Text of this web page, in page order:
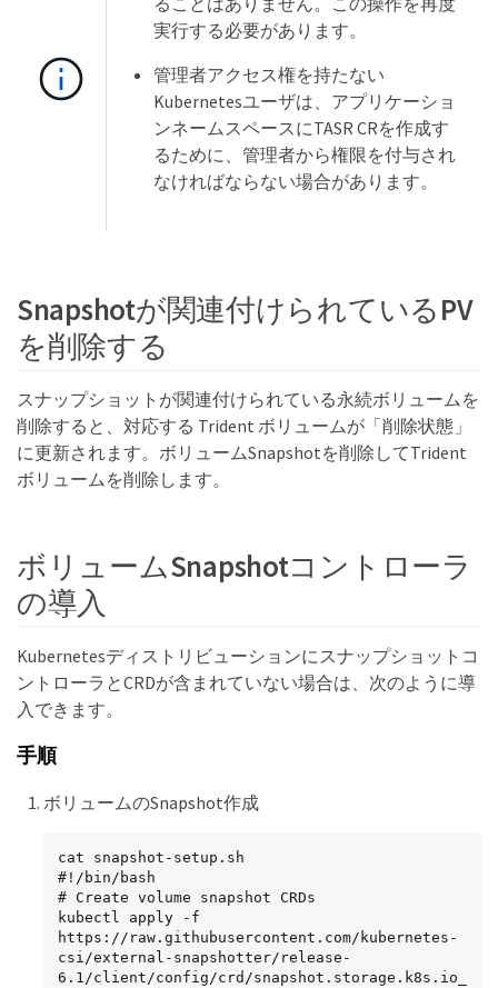
実行する必要があります。
管理者アクセス権を持たない
Kubernetesユーザは、アプリケーショ
ンネームスペースにTASR CRを作成す
るために、管理者から権限を付与され
なければならない場合があります。
Snapshotが関連付けられているPV
を削除する
スナップショットが関連付けられている永続ボリュームを
削除すると、対応する Trident ボリュームが「削除状態」
に更新されます。ボリュームSnapshotを削除してTrident
ボリュームを削除します。
ボリュームSnapshotコントローラ
の導入
Kubernetesディストリビューションにスナップショットコ
ントローラとCRDが含まれていない場合は、次のように導
入できます。
手順
ボリュームのSnapshot作成
cat snapshot-setup.sh
#!/bin/bash
# Create volume snapshot CRDs
kubectl apply -f
https://raw.githubusercontent.com/kubernetes-
csi/external-snapshotter/release-
6.1/client/config/crd/snapshot.storage.k8s.io_